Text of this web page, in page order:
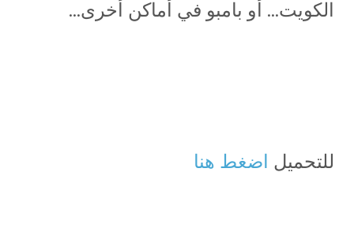
الكويت… أو بامبو في أماكن أخرى…
للتحميل اضغط هنا